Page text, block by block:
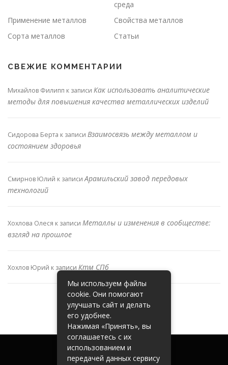
среда
Применение металлов
Свойства металлов
Сорта металлов
Статьи
СВЕЖИЕ КОММЕНТАРИИ
Михайлов Филипп к записи Как использовать аналитические
методы для повышения качества металлических изделий
Сидорова Берта к записи Взаимосвязь между металлом и
состоянием здоровья
Смирнов Юлий к записиАрамильский завод передовых
технологий
Хохлова Олеся к записи Металлы и изменения в сообществе:
взгляд на прошлое
Хохлов Юрий к записи Ктм СПб
Мы используем файлы
cookie. Они помогают
улучшать сайт и делать
его удобнее.
Нажимая «Принять», вы
соглашаетесь с их
использованием и
передачей данных сервису